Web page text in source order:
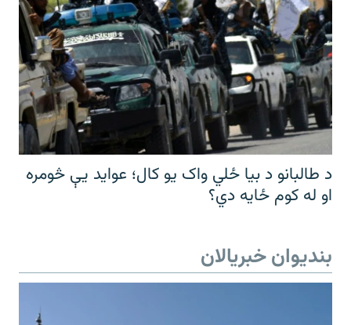
د طالبانو د بیا ځلي واک یو کال؛ عواید یې څومره
او له کوم ځایه دي؟
بندیوان خبریالان